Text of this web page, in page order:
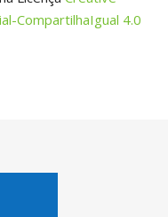
CompartilhaIgual 4.0